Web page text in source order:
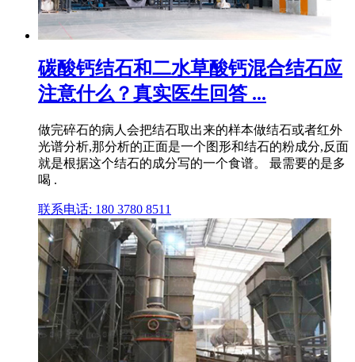
碳酸钙结石和二水草酸钙混合结石应
注意什么？真实医生回答 ...
做完碎石的病人会把结石取出来的样本做结石或者红外
光谱分析,那分析的正面是一个图形和结石的粉成分,反面
就是根据这个结石的成分写的一个食谱。 最需要的是多
喝 .
联系电话: 180 3780 8511